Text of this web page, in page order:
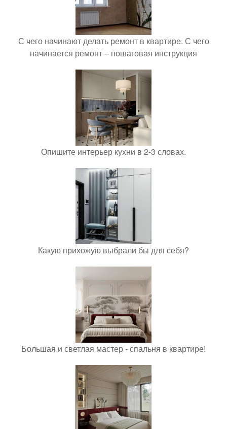
С чего начинают делать ремонт в квартире. С чего
начинается ремонт – пошаговая инструкция
Опишите интерьер кухни в 2-3 словах.
Какую прихожую выбрали бы для себя?
Большая и светлая мастер - спальня в квартире!